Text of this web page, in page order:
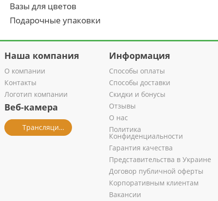
Вазы для цветов
Подарочные упаковки
Наша компания
О компании
Контакты
Логотип компании
Веб-камера
Трансляция из салона
Информация
Способы оплаты
Способы доставки
Скидки и бонусы
Отзывы
О нас
Политика
Конфиденциальности
Гарантия качества
Представительства в Украине
Договор публичной оферты
Корпоративным клиентам
Вакансии